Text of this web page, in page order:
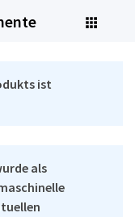
ist
als